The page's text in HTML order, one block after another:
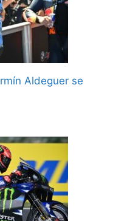
Aldeguer se